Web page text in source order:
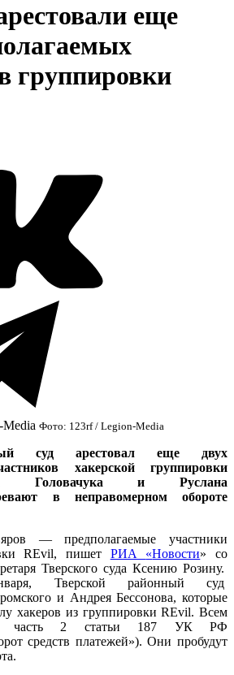
еще
группировки
Фото: 123rf / Legion-Media
суд арестовал еще двух
хакерской группировки
Головачука и Руслана
в неправомерном обороте
— предполагаемые участники
REvil, пишет РИА «Новости» со
Тверского суда Ксению Розину.
Тверской районный суд
и Андрея Бессонова, которые
хакеров из группировки REvil. Всем
часть 2 статьи 187 УК РФ
средств платежей»). Они пробудут